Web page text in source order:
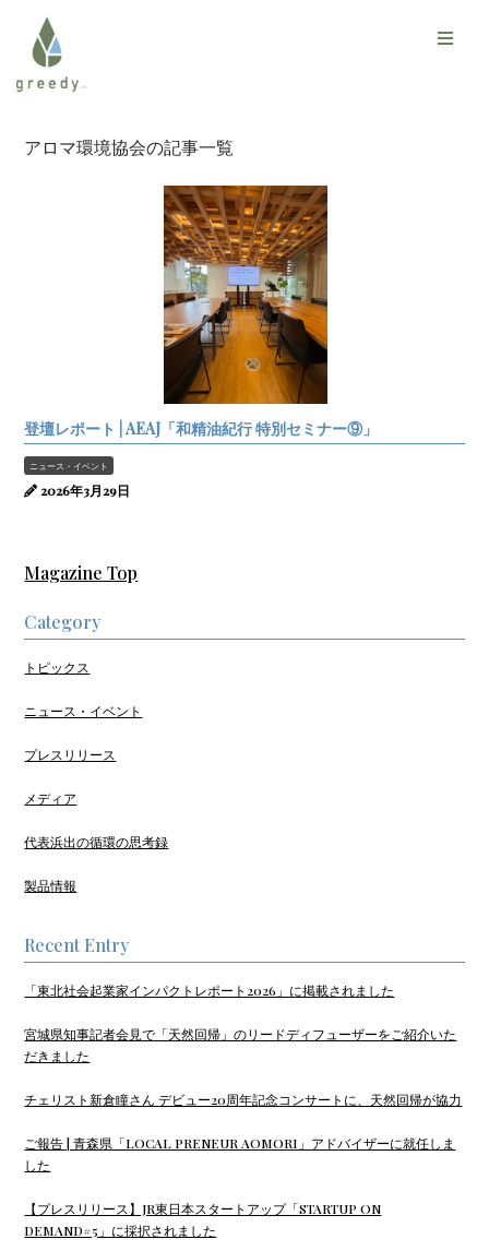
アロマ環境協会の記事一覧
登壇レポート | AEAJ「和精油紀行 特別セミナー⑨」
ニュース・イベント
2026年3月29日
Magazine Top
Category
トピックス
ニュース・イベント
プレスリリース
メディア
代表浜出の循環の思考録
製品情報
Recent Entry
「東北社会起業家インパクトレポート2026」に掲載されました
宮城県知事記者会見で「天然回帰」のリードディフューザーをご紹介いた
だきました
チェリスト新倉瞳さん デビュー20周年記念コンサートに、天然回帰が協力
ご報告 | 青森県「LOCAL PRENEUR AOMORI」アドバイザーに就任しま
した
【プレスリリース】JR東日本スタートアップ「STARTUP ON
DEMAND#5」に採択されました